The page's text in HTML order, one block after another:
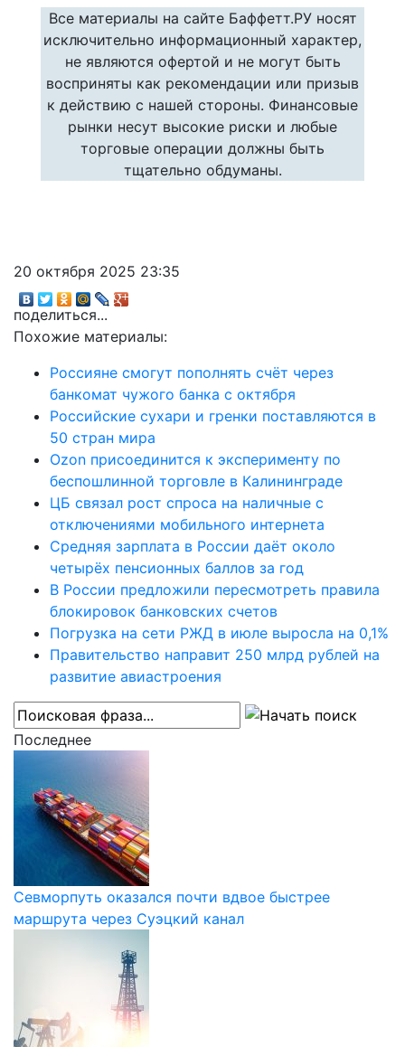
Все материалы на сайте Баффетт.РУ носят
исключительно информационный характер,
не являются офертой и не могут быть
восприняты как рекомендации или призыв
к действию с нашей стороны. Финансовые
рынки несут высокие риски и любые
торговые операции должны быть
тщательно обдуманы.
20 октября 2025 23:35
поделиться...
Похожие материалы:
Россияне смогут пополнять счёт через
банкомат чужого банка с октября
Российские сухари и гренки поставляются в
50 стран мира
Ozon присоединится к эксперименту по
беспошлинной торговле в Калининграде
ЦБ связал рост спроса на наличные с
отключениями мобильного интернета
Средняя зарплата в России даёт около
четырёх пенсионных баллов за год
В России предложили пересмотреть правила
блокировок банковских счетов
Погрузка на сети РЖД в июле выросла на 0,1%
Правительство направит 250 млрд рублей на
развитие авиастроения
Последнее
Севморпуть оказался почти вдвое быстрее
маршрута через Суэцкий канал